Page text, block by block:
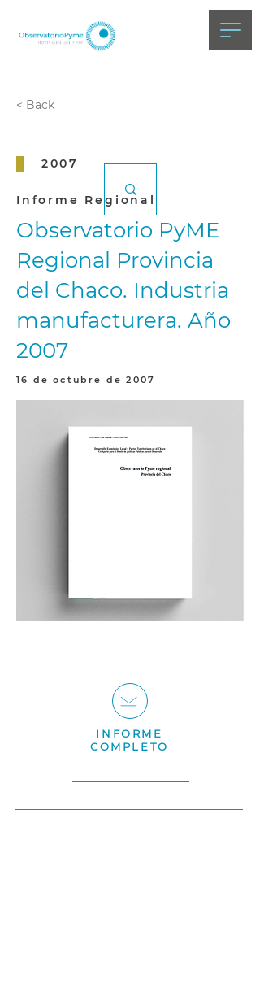
< Back
2007
Informe Regional
Observatorio PyME
Regional Provincia
del Chaco. Industria
manufacturera. Año
2007
16 de octubre de 2007
INFORME
COMPLETO